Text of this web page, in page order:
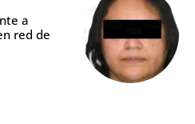
a
red de